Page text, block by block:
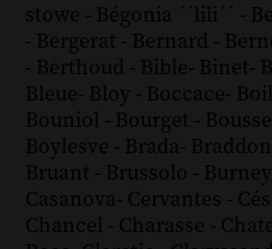
stowe - Bégonia ´´lili´´ -
- Bergerat - Bernard -
- Berthoud - Bible- Binet-
Bleue- Bloy - Boccace-
Bouniol - Bourget -
Boylesve - Brada- Braddon
Bruant - Brussolo - Burney
Casanova- Cervantes -
Chancel - Charasse -